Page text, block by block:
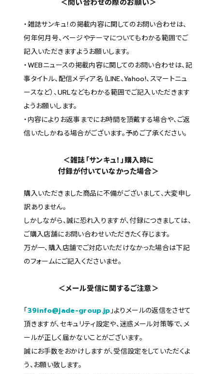
＜問い合わせの際のお願い＞
・雑誌サンキュ！の掲載内容に関してのお問い合わせは、
何年何月号、ページやテーマについてもわかる範囲でご
記入いただきますようお願いします。
・WEBニュースの掲載内容に関してのお問い合わせは、記
事タイトル、配信メディア名（LINE、Yahoo!、スマートニュ
ースなど）、URLなどもわかる範囲でご記入いただきます
ようお願いします。
・内容によりお返事までにお時間を頂戴する場合や、ご返
信いたしかねる場合がございます。予めご了承ください。
＜雑誌「サンキュ！」購入時に
付録が付いていなかった場合＞
購入いただきました商品に不備がございまして、大変申し
訳ありません。
しかしながら、誠に恐れ入りますが、付録につきましては、
ご購入店舗にお問い合わせいただきたく存じます。
万が一、購入店舗でご対応いただけなかった場合は下記
のフォームにご記入くださいませ。
＜メール受信に関するご注意＞
「39info@jade-group.jp」よりメールの返信をさせて
頂きますが、セキュリティ設定や、迷惑メール対策等で、メ
ールが正しく届かないことがございます。
誠にお手数をおかけしますが、受信設定をしていただくよ
う、お願い致します。